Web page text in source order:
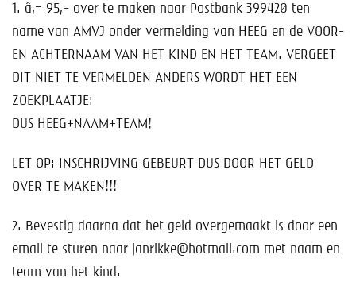
1. â‚¬ 95,- over te maken naar Postbank 399420 ten
name van AMVJ onder vermelding van HEEG en de VOOR-
EN ACHTERNAAM VAN HET KIND EN HET TEAM. VERGEET
DIT NIET TE VERMELDEN ANDERS WORDT HET EEN
ZOEKPLAATJE:
DUS HEEG+NAAM+TEAM!
LET OP: INSCHRIJVING GEBEURT DUS DOOR HET GELD
OVER TE MAKEN!!!
2. Bevestig daarna dat het geld overgemaakt is door een
email te sturen naar janrikke@hotmail.com met naam en
team van het kind.